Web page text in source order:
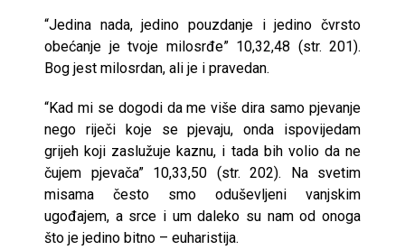
“Jedina nada, jedino pouzdanje i jedino čvrsto
obećanje je tvoje milosrđe” 10,32,48 (str. 201).
Bog jest milosrdan, ali je i pravedan.
“Kad mi se dogodi da me više dira samo pjevanje
nego riječi koje se pjevaju, onda ispovijedam
grijeh koji zaslužuje kaznu, i tada bih volio da ne
čujem pjevača” 10,33,50 (str. 202). Na svetim
misama često smo oduševljeni vanjskim
ugođajem, a srce i um daleko su nam od onoga
što je jedino bitno – euharistija.